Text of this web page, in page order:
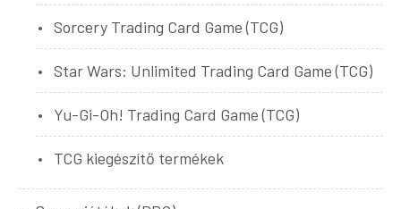
Sorcery Trading Card Game (TCG)
Star Wars: Unlimited Trading Card Game (TCG)
Yu-Gi-Oh! Trading Card Game (TCG)
TCG kiegészítő termékek